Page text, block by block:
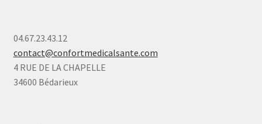
04.67.23.43.12
contact@confortmedicalsante.com
4 RUE DE LA CHAPELLE
34600 Bédarieux